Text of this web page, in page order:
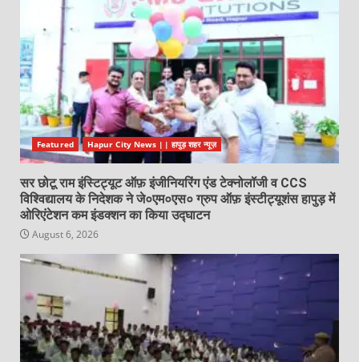
Featured Hapur City News || हापुड़ शहर न्यूज़
सर छोटू राम इंस्टिट्यूट ऑफ़ इंजीनियरिंग एंड टेक्नोलॉजी व CCS
विश्विद्यालय के निदेशक ने जे०एम०एस० ग्रुप ऑफ़ इंस्टीट्यूशंस हापुड़ में
ओरिएंटेशन कम इंडक्शन का किया उद्घाटन
August 6, 2026